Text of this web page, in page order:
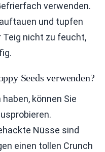
verwenden.
und tupfen
Teig nicht zu feucht,
Seeds verwenden?
können Sie
Nüsse sind
einen tollen Crunch